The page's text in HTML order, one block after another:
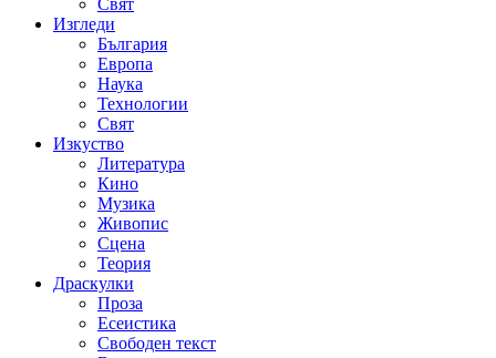
Свят
Изгледи
България
Европа
Наука
Технологии
Свят
Изкуство
Литература
Кино
Музика
Живопис
Сцена
Теория
Драскулки
Проза
Есеистика
Свободен текст